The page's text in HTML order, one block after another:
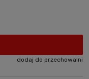
dodaj do przechowalni